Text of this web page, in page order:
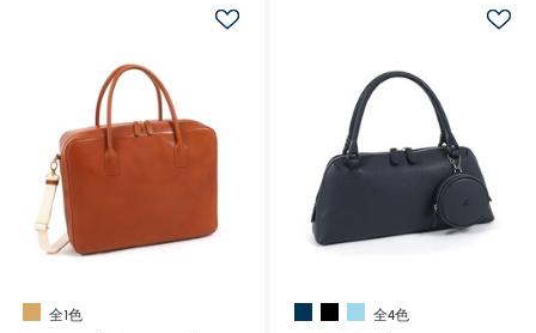
全1色 全4色